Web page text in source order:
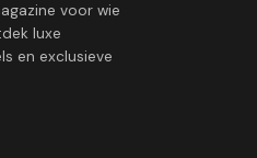
voor wie
luxe
en exclusieve